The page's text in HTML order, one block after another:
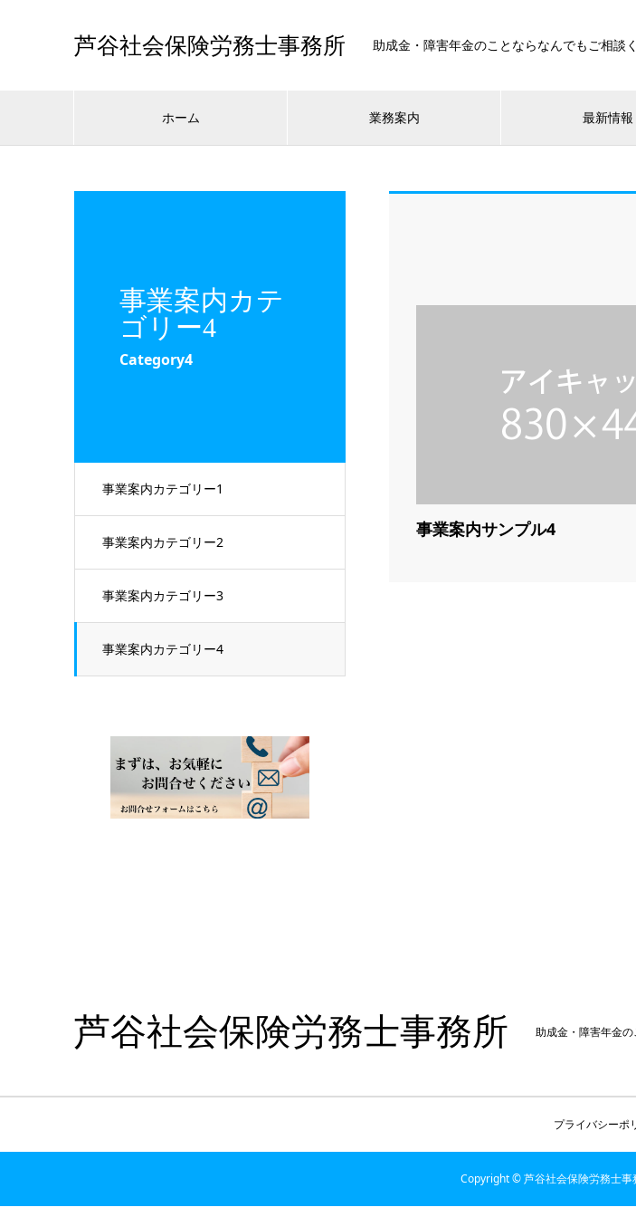
芦谷社会保険労務士事務所 助成金・障害年金のことならなんでもご相談く
ホーム 業務案内 最新情報
事業案内カテ
ゴリー4
Category4
事業案内カテゴリー1
事業案内カテゴリー2
事業案内カテゴリー3
事業案内カテゴリー4
事業案内サンプル4
芦谷社会保険労務士事務所 助成金・障害年金の
プライバシーポ
Copyright © 芦谷社会保険労務士事